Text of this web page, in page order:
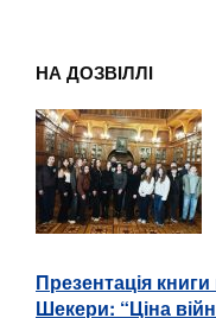
НА ДОЗВІЛЛІ
Презентація
Шекери: “Ціна